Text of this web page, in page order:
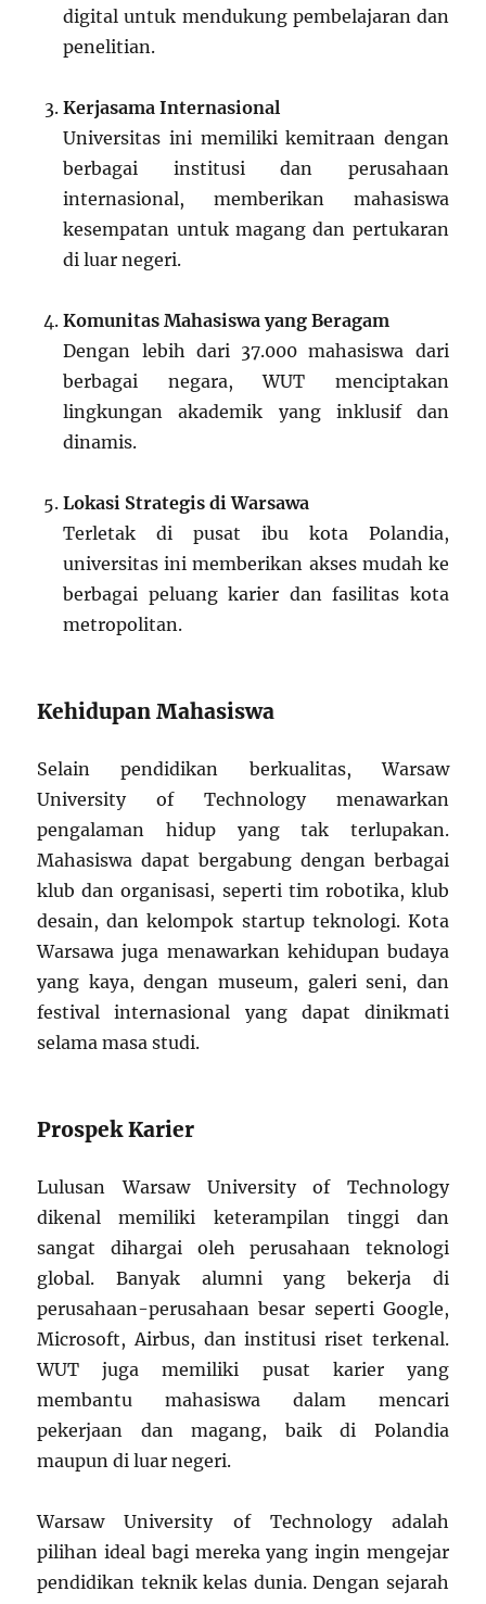
digital untuk mendukung pembelajaran dan
penelitian.
Kerjasama Internasional
Universitas ini memiliki kemitraan dengan
berbagai institusi dan perusahaan
internasional, memberikan mahasiswa
kesempatan untuk magang dan pertukaran
di luar negeri.
Komunitas Mahasiswa yang Beragam
Dengan lebih dari 37.000 mahasiswa dari
berbagai negara, WUT menciptakan
lingkungan akademik yang inklusif dan
dinamis.
Lokasi Strategis di Warsawa
Terletak di pusat ibu kota Polandia,
universitas ini memberikan akses mudah ke
berbagai peluang karier dan fasilitas kota
metropolitan.
Kehidupan Mahasiswa
Selain pendidikan berkualitas, Warsaw
University of Technology menawarkan
pengalaman hidup yang tak terlupakan.
Mahasiswa dapat bergabung dengan berbagai
klub dan organisasi, seperti tim robotika, klub
desain, dan kelompok startup teknologi. Kota
Warsawa juga menawarkan kehidupan budaya
yang kaya, dengan museum, galeri seni, dan
festival internasional yang dapat dinikmati
selama masa studi.
Prospek Karier
Lulusan Warsaw University of Technology
dikenal memiliki keterampilan tinggi dan
sangat dihargai oleh perusahaan teknologi
global. Banyak alumni yang bekerja di
perusahaan-perusahaan besar seperti Google,
Microsoft, Airbus, dan institusi riset terkenal.
WUT juga memiliki pusat karier yang
membantu mahasiswa dalam mencari
pekerjaan dan magang, baik di Polandia
maupun di luar negeri.
Warsaw University of Technology adalah
pilihan ideal bagi mereka yang ingin mengejar
pendidikan teknik kelas dunia. Dengan sejarah